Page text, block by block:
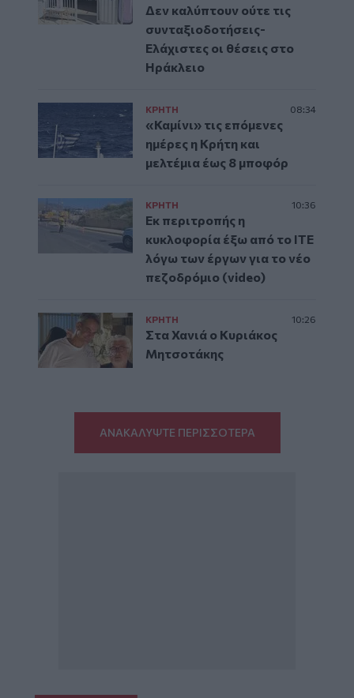
Δεν καλύπτουν ούτε τις
συνταξιοδοτήσεις-
Ελάχιστες οι θέσεις στο
Ηράκλειο
ΚΡΗΤΗ 08:34
«Καμίνι» τις επόμενες
ημέρες η Κρήτη και
μελτέμια έως 8 μποφόρ
ΚΡΗΤΗ 10:36
Εκ περιτροπής η
κυκλοφορία έξω από το ΙΤΕ
λόγω των έργων για το νέο
πεζοδρόμιο (video)
ΚΡΗΤΗ 10:26
Στα Χανιά ο Κυριάκος
Μητσοτάκης
ΑΝΑΚΑΛΥΨΤΕ ΠΕΡΙΣΣΟΤΕΡΑ